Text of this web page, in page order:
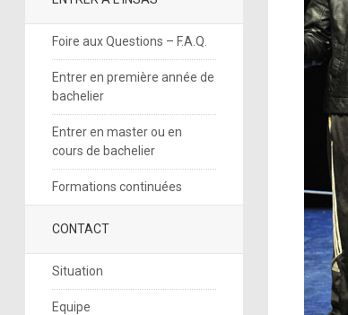
Foire aux Questions – F.A.Q.
Entrer en première année de
bachelier
Entrer en master ou en
cours de bachelier
Formations continuées
CONTACT
Situation
Equipe